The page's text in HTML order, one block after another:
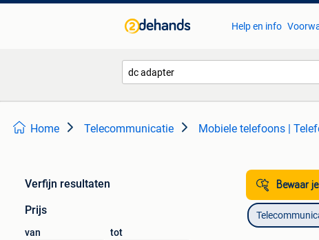
Help en info
Home Telecommunicatie Mobiele telefoons |
Verfijn resultaten
Prijs
van tot
Bewaar